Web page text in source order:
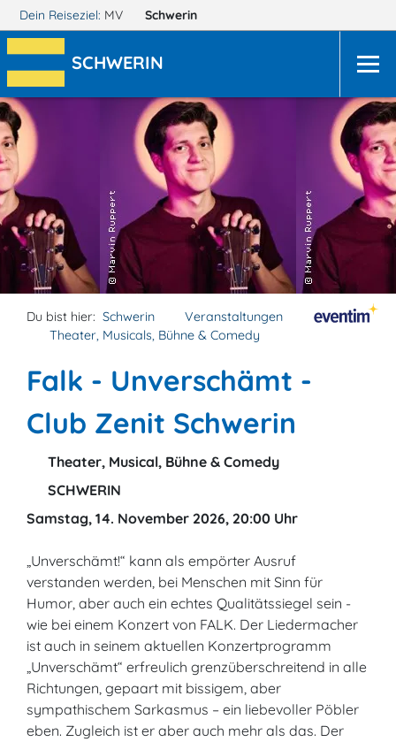
Dein Reiseziel: MV Schwerin
SCHWERIN
Du bist hier: Schwerin
Veranstaltungen
Theater, Musicals, Bühne & Comedy
Falk - Unverschämt -
Club Zenit Schwerin
Theater, Musical, Bühne & Comedy
SCHWERIN
Samstag, 14. November 2026, 20:00 Uhr
„Unverschämt!“ kann als empörter Ausruf
verstanden werden, bei Menschen mit Sinn für
Humor, aber auch ein echtes Qualitätssiegel sein -
wie bei einem Konzert von FALK. Der Liedermacher
ist auch in seinem aktuellen Konzertprogramm
„Unverschämt“ erfreulich grenzüberschreitend in alle
Richtungen, gepaart mit bissigem, aber
sympathischem Sarkasmus – ein liebevoller Pöbler
eben. Zugleich ist er aber auch mehr als das. Der